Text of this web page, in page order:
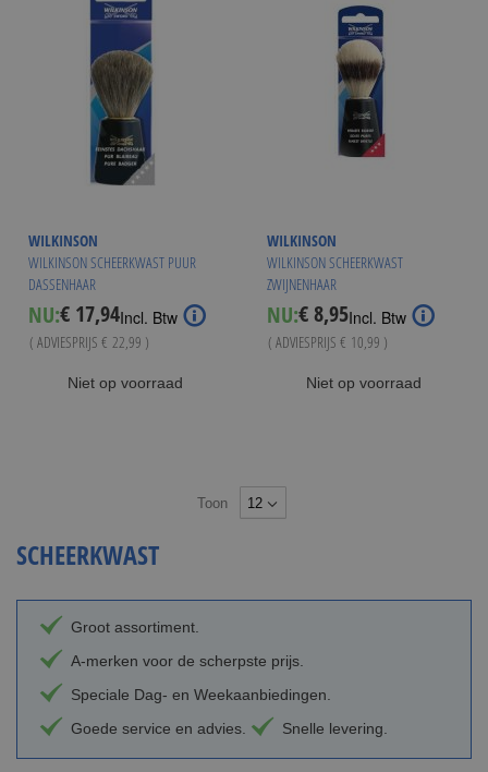
WILKINSON
WILKINSON SCHEERKWAST PUUR
DASSENHAAR
NU:Special
Price
€ 17,94Incl. Btw
( ADVIESPRIJS € 22,99 )
Niet op voorraad
WILKINSON
WILKINSON SCHEERKWAST
ZWIJNENHAAR
NU:Special
Price
€ 8,95Incl. Btw
( ADVIESPRIJS € 10,99 )
Niet op voorraad
Toon
SCHEERKWAST
Groot assortiment.
A-merken voor de scherpste prijs.
Speciale Dag- en Weekaanbiedingen.
Goede service en advies.
Snelle levering.